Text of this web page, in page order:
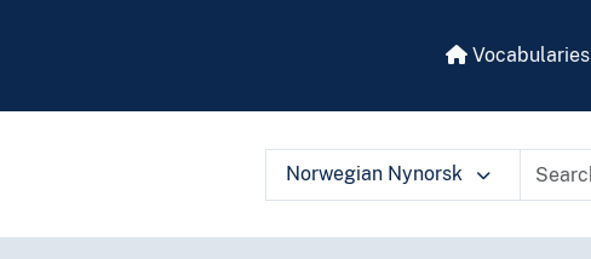
Vocabularies
Norwegian Nynorsk